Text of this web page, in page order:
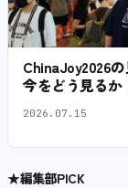
ChinaJoy2026
今をどう見るか
2026.07.15
★編集部PICK